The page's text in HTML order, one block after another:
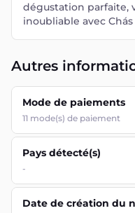
dégustation parfaite,
inoubliable avec
Autres
Mode de paiements
11 mode(s) de paiement
Pays détecté(s)
-
Date de création du